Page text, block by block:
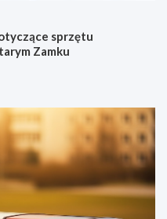
sprzętu
Zamku